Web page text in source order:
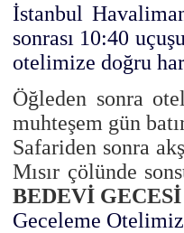
İstanbul
sonrası 10:40
otelimize doğru
Öğleden sonra
muhteşem gün
Safariden sonra
Mısır çölünde
BEDEVİ GECESİ
Geceleme